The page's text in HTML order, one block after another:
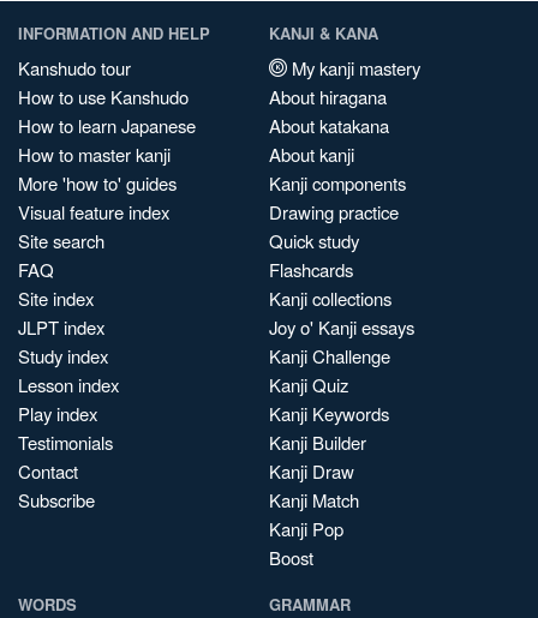
INFORMATION AND HELP
Kanshudo tour
How to use Kanshudo
How to learn Japanese
How to master kanji
More 'how to' guides
Visual feature index
Site search
FAQ
Site index
JLPT index
Study index
Lesson index
Play index
Testimonials
Contact
Subscribe
KANJI & KANA
My kanji mastery
About hiragana
About katakana
About kanji
Kanji components
Drawing practice
Quick study
Flashcards
Kanji collections
Joy o' Kanji essays
Kanji Challenge
Kanji Quiz
Kanji Keywords
Kanji Builder
Kanji Draw
Kanji Match
Kanji Pop
Boost
WORDS GRAMMAR